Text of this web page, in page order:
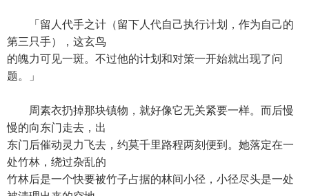
「留人代手之计（留下人代自己执行计划，作为自己的
第三只手），这玄鸟
的魄力可见一斑。不过他的计划和对策一开始就出现了问
题。」
周素衣扔掉那块镇物，就好像它无关紧要一样。而后慢
慢的向东门走去，出
东门后催动灵力飞去，约莫千里路程两刻便到。她落定在一
处竹林，绕过杂乱的
竹林后是一个快要被竹子占据的林间小径，小径尽头是一处